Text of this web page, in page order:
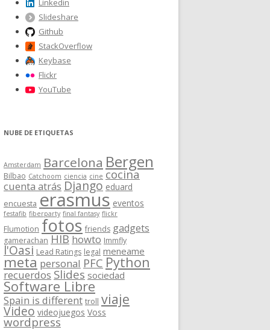
Linkedin
Slideshare
Github
StackOverflow
Keybase
Flickr
YouTube
NUBE DE ETIQUETAS
Amsterdam Barcelona Bergen
Bilbao Catchoom ciencia cine cocina
cuenta atrás Django eduard
encuesta erasmus eventos
festafib fiberparty final fantasy flickr
Flumotion fotos friends gadgets
gamerachan HIB howto Immfly
l'Oasi Lead Ratings legal meneame
meta personal PFC Python
recuerdos Slides sociedad
Software Libre
Spain is different troll viaje
Video videojuegos Voss
wordpress